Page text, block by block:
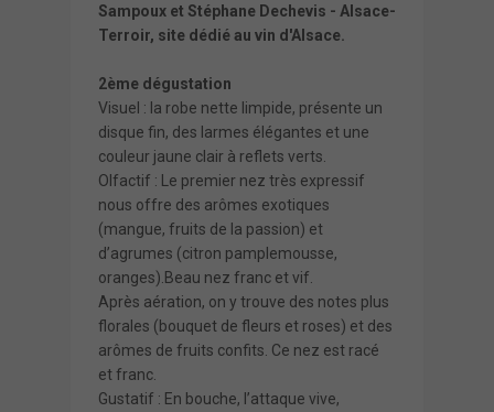
Sampoux et Stéphane Dechevis - Alsace-
Terroir, site dédié au vin d'Alsace.
2ème dégustation
Visuel : la robe nette limpide, présente un
disque fin, des larmes élégantes et une
couleur jaune clair à reflets verts.
Olfactif : Le premier nez très expressif
nous offre des arômes exotiques
(mangue, fruits de la passion) et
d’agrumes (citron pamplemousse,
oranges).Beau nez franc et vif.
Après aération, on y trouve des notes plus
florales (bouquet de fleurs et roses) et des
arômes de fruits confits. Ce nez est racé
et franc.
Gustatif : En bouche, l’attaque vive,